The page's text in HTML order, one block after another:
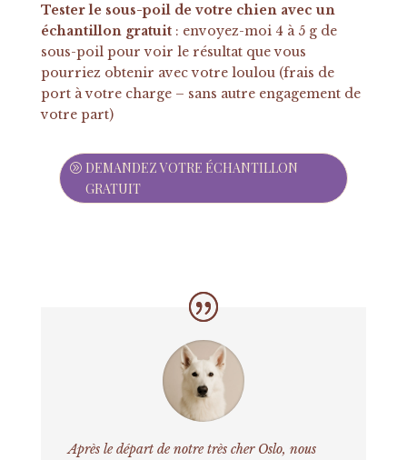
Tester le sous-poil de votre chien avec un
échantillon gratuit : envoyez-moi 4 à 5 g de
sous-poil pour voir le résultat que vous
pourriez obtenir avec votre loulou (frais de
port à votre charge – sans autre engagement de
votre part)
DEMANDEZ VOTRE ÉCHANTILLON
GRATUIT
Après le départ de notre très cher Oslo, nous